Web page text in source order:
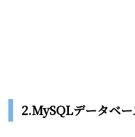
2.MySQLデータベ